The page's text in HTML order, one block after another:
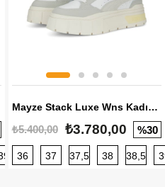
40 40,5 41 42 42,5
Mayze Stack Luxe Wns Kadın Sneaker
₺5.400,00 ₺3.780,00 %30
36 37 37,5 38 38,5